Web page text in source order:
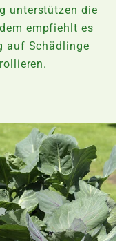
unterstützen die
empfiehlt es
auf Schädlinge